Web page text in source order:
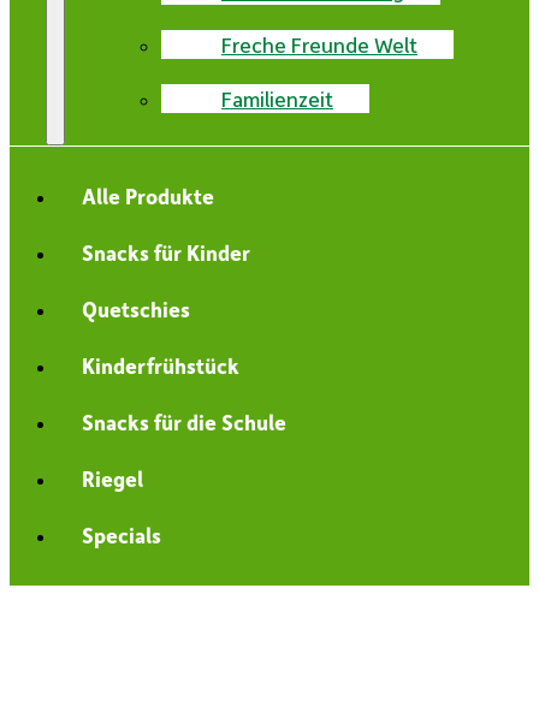
Freche Freunde Welt
Familienzeit
Alle Produkte
Snacks für Kinder
Quetschies
Kinderfrühstück
Snacks für die Schule
Riegel
Specials